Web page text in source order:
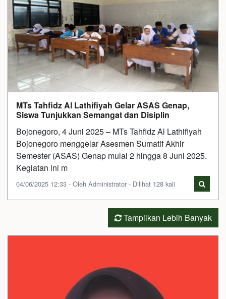
MTs Tahfidz Al Lathifiyah Gelar ASAS Genap,
Siswa Tunjukkan Semangat dan Disiplin
Bojonegoro, 4 Juni 2025 – MTs Tahfidz Al Lathifiyah
Bojonegoro menggelar Asesmen Sumatif Akhir
Semester (ASAS) Genap mulai 2 hingga 8 Juni 2025.
Kegiatan ini m
04/06/2025 12:33 - Oleh Administrator - Dilihat 128 kali
Tampilkan Lebih Banyak